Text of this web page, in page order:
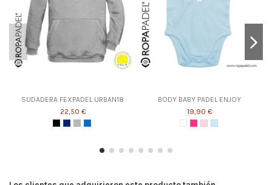
SUDADERA FEXPADEL URBAN18
22,50 €
BODY BABY PADEL ENJOY
19,90 €